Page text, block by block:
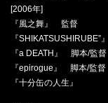
[2006年]
『風之舞』 監督
『
『a DEATH』 脚本/監督
『epirogue』 脚本/監督
『十分缶の人生』